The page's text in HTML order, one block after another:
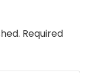
Required